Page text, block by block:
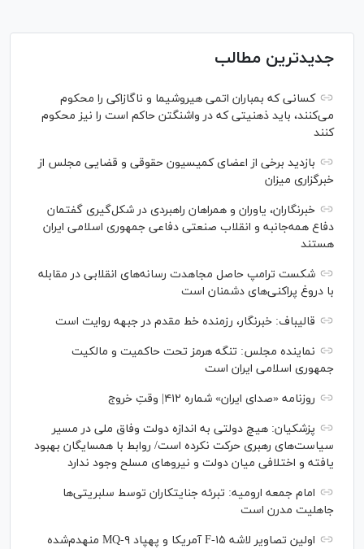
جدیدترین مطالب
کسانی که بمباران اتمی هیروشیما و ناگازاکی را محکوم
می‌کنند، باید ذهنیتی که در واشنگتن حاکم است را نیز محکوم
کنند
بازدید برخی از اعضای کمیسیون حقوقی و قضایی مجلس از
خبرگزاری میزان
خبرنگاران، یاوران و همراهان راهبردی در شکل‌گیری گفتمان
دفاع همه‌جانبه و انقلاب صنعتی دفاعی جمهوری اسلامی ایران
هستند
شکست ترامپ حاصل مجاهدت رسانه‌های انقلابی در مقابله
با دروغ پراکنی‌های دشمنان است
قالیباف: خبرنگار، رزمنده خط مقدم در جبهه روایت است
نماینده مجلس: تنگه هرمز تحت حاکمیت و مالکیت
جمهوری اسلامی ایران است
روزنامه «صدای ایران» شماره ۴۱۲| وقتِ خروج
پزشکیان: هیچ دولتی به اندازه دولت وفاق ملی در مسیر
سیاست‌های رهبری حرکت نکرده است/ روابط با همسایگان بهبود
یافته و اختلافی میان دولت و نیروهای مسلح وجود ندارد
امام جمعه ارومیه: تبرئه جنایتکاران توسط سلبریتی‌ها
جاهلیت مدرن است
اولین تصاویر لاشه F-۱۵ آمریکا و پهپاد MQ-۹ منهدم‌شده